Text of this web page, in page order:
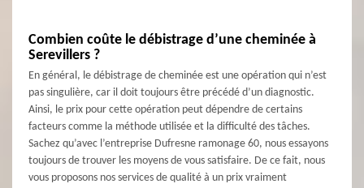
Combien coûte le débistrage d’une cheminée à
Serevillers ?
En général, le débistrage de cheminée est une opération qui n’est
pas singulière, car il doit toujours être précédé d’un diagnostic.
Ainsi, le prix pour cette opération peut dépendre de certains
facteurs comme la méthode utilisée et la difficulté des tâches.
Sachez qu’avec l’entreprise Dufresne ramonage 60, nous essayons
toujours de trouver les moyens de vous satisfaire. De ce fait, nous
vous proposons nos services de qualité à un prix vraiment